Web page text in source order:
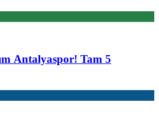
Antalyaspor! Tam 5